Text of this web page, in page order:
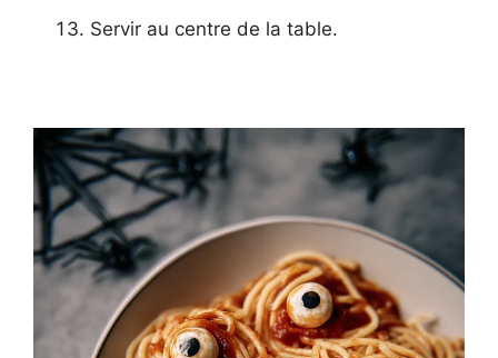
Servir au centre de la table.